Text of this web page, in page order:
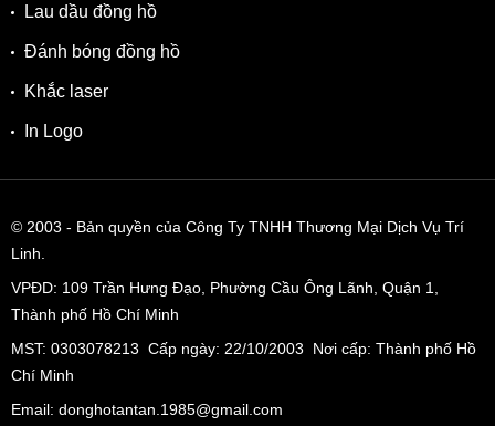
Lau dầu đồng hồ
Đánh bóng đồng hồ
Khắc laser
In Logo
© 2003 - Bản quyền của Công Ty TNHH Thương Mại Dịch Vụ Trí
Linh.
VPĐD: 109 Trần Hưng Đạo, Phường Cầu Ông Lãnh, Quận 1,
Thành phố Hồ Chí Minh
MST: 0303078213 Cấp ngày: 22/10/2003 Nơi cấp: Thành phố Hồ
Chí Minh
Email: donghotantan.1985@gmail.com